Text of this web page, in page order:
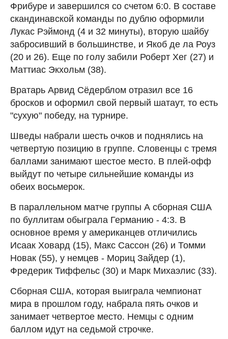
Фрибуре и завершился со счетом 6:0. В составе
скандинавской команды по дублю оформили
Лукас Рэймонд (4 и 32 минуты), вторую шайбу
забросивший в большинстве, и Якоб де ла Роуз
(20 и 26). Еще по голу забили Роберт Хег (27) и
Маттиас Экхольм (38).
Вратарь Арвид Сёдерблом отразил все 16
бросков и оформил свой первый шатаут, то есть
"сухую" победу, на турнире.
Шведы набрали шесть очков и поднялись на
четвертую позицию в группе. Словенцы с тремя
баллами занимают шестое место. В плей-офф
выйдут по четыре сильнейшие команды из
обеих восьмерок.
В параллельном матче группы А сборная США
по буллитам обыграла Германию - 4:3. В
основное время у американцев отличились
Исаак Ховард (15), Макс Сассон (26) и Томми
Новак (55), у немцев - Мориц Зайдер (1),
Фредерик Тиффельс (30) и Марк Михаэлис (33).
Сборная США, которая выиграла чемпионат
мира в прошлом году, набрала пять очков и
занимает четвертое место. Немцы с одним
баллом идут на седьмой строчке.